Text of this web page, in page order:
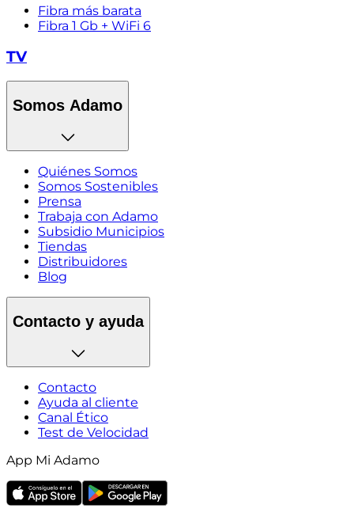
Fibra más barata
Fibra 1 Gb + WiFi 6
TV
Somos Adamo
Quiénes Somos
Somos Sostenibles
Prensa
Trabaja con Adamo
Subsidio Municipios
Tiendas
Distribuidores
Blog
Contacto y ayuda
Contacto
Ayuda al cliente
Canal Ético
Test de Velocidad
App Mi Adamo